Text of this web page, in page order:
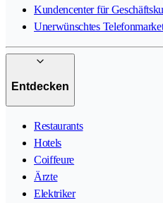
Kundencenter für
Unerwünschtes
Entdecken
Restaurants
Hotels
Coiffeure
Ärzte
Elektriker